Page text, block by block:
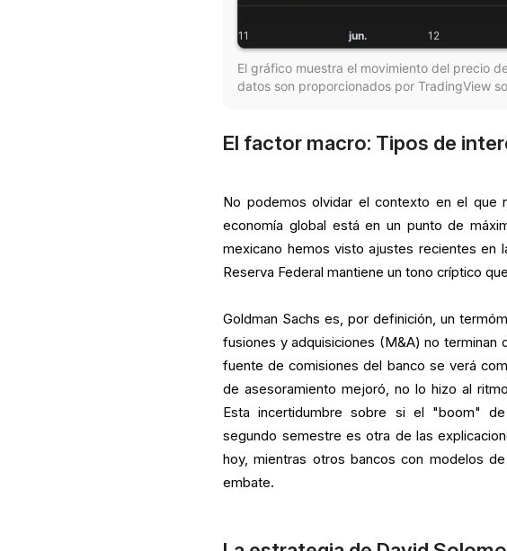
El gráfico muestra el movimiento del precio
datos son proporcionados por TradingView
El factor macro: Tipos de
No podemos olvidar el contexto en el que
economía global está en un punto de
mexicano hemos visto ajustes recientes en
Reserva Federal mantiene un tono críptico
Goldman Sachs es, por definición, un
fusiones y adquisiciones (M&A) no terminan
fuente de comisiones del banco se verá
de asesoramiento mejoró, no lo hizo al
Esta incertidumbre sobre si el "boom"
segundo semestre es otra de las
hoy, mientras otros bancos con modelos
embate.